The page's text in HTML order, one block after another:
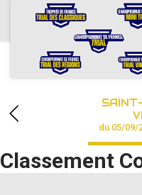
ACCUEIL
CALENDRIER
CHAMPIONNAT
RÉSULTATS
PHOTOS /
du 05/09/
Classement